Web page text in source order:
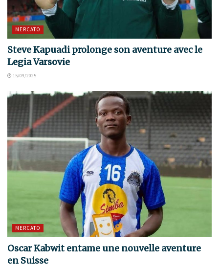
MERCATO
Steve Kapuadi prolonge son aventure avec le
Legia Varsovie
15/09/2025
MERCATO
Oscar Kabwit entame une nouvelle aventure
en Suisse